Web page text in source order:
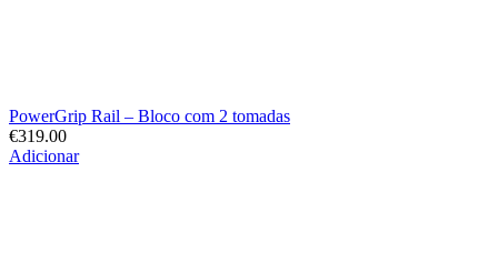
PowerGrip Rail – Bloco com 2 tomadas
€319.00
Adicionar